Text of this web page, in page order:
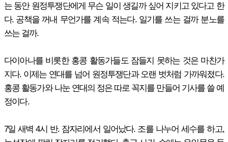
는 동안 원정투쟁단에게 무슨 일이 생길까 싶어 지키고 있다고 한
다. 공책을 꺼내 무언가를 계속 적는다. 일기를 쓰는 걸까 분노를
쓰는 걸까.
다이아나를 비롯한 홍콩 활동가들도 잠들지 못하는 것은 마찬가
지다. 이제는 연대를 넘어 원정투쟁단과 오랜 벗처럼 가까워졌다.
홍콩 활동가와 나눈 연대의 정은 따로 꼭지를 만들어 기사를 쓸 예
정이다.
7일 새벽 4시 반. 잠자리에서 일어났다. 조를 나누어 세수를 하고,